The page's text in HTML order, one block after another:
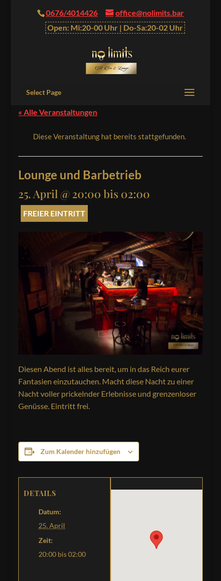
0676/4014426
office@nolimits.bar
Open: Mi:20-00 Uhr | Do-Sa:20-02 Uhr
Select Page
« Alle Veranstaltungen
Diese Veranstaltung hat bereits stattgefunden.
Lounge und Barbetrieb
25. April @ 20:00 bis 02:00
FREIER EINTRITT
Diesen Abend ist alles bereit, um in das Reich eurer
Fantasien einzutauchen. Macht diese Nacht zu einer
Nacht voller prickelnder Erlebnisse und grenzenloser
Genüsse. Eintritt frei.
Zum Kalender hinzufügen
DETAILS
Datum:
25. April
Zeit:
20:00 bis 02:00